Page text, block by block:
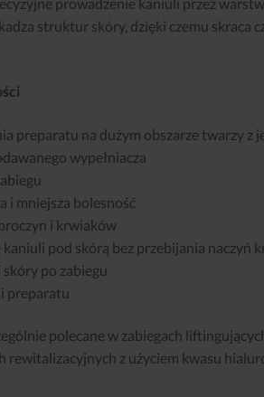
struktur skóry, dzięki czemu
preparatu na dużym obszarze twarzy z
wypełniacza
i mniejsza bolesność
i krwiaków
kaniuli pod skórą bez przebijania naczyń
po zabiegu
preparatu
polecane w zabiegach
rewitalizacyjnych z użyciem kwasu